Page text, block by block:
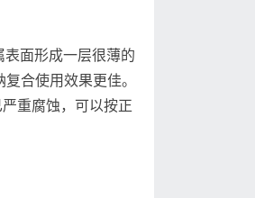
面形成一层很薄的
合使用效果更佳。
重腐蚀，可以按正